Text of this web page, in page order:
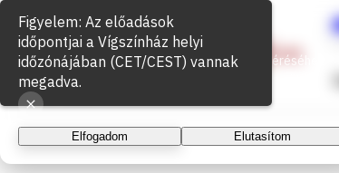
Sütik használata
Az oldal működéséhez és a látogatottság méréséhez
sütiket használunk. A folytatással elfogadja a sütik
használatát.
Elfogadom Elutasítom